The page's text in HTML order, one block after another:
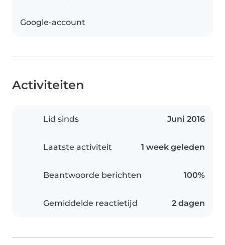
Google-account
Activiteiten
Lid sinds Juni 2016
Laatste activiteit 1 week geleden
Beantwoorde berichten 100%
Gemiddelde reactietijd 2 dagen